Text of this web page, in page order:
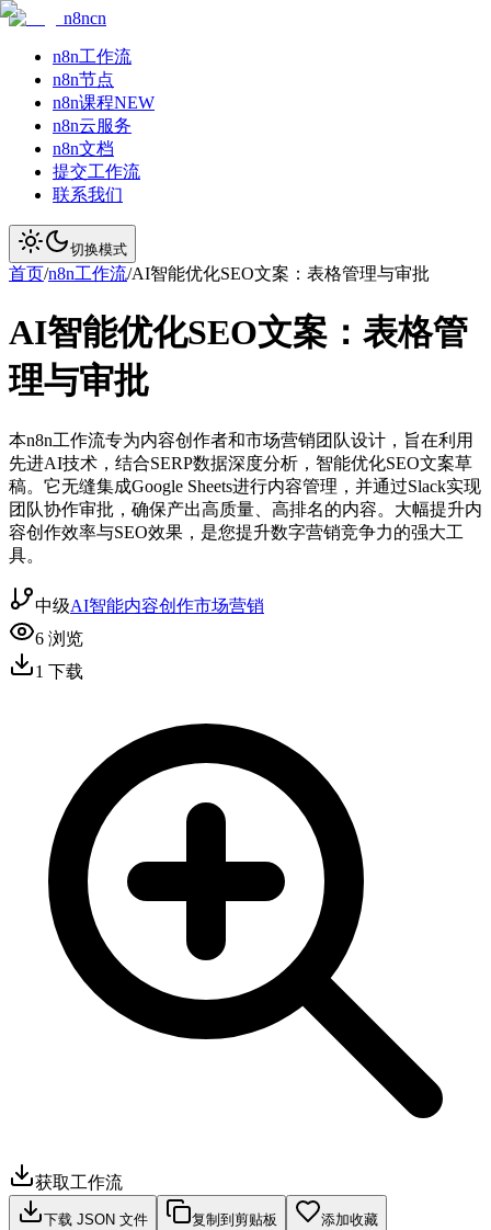
n8ncn
n8n工作流
n8n节点
n8n课程NEW
n8n云服务
n8n文档
提交工作流
联系我们
切换模式
首页/n8n工作流/AI智能优化SEO文案：表格管理与审批
AI智能优化SEO文案：表格管
理与审批
本n8n工作流专为内容创作者和市场营销团队设计，旨在利用
先进AI技术，结合SERP数据深度分析，智能优化SEO文案草
稿。它无缝集成Google Sheets进行内容管理，并通过Slack实现
团队协作审批，确保产出高质量、高排名的内容。大幅提升内
容创作效率与SEO效果，是您提升数字营销竞争力的强大工
具。
中级AI智能内容创作市场营销
6 浏览
1 下载
获取工作流
下载 JSON 文件 复制到剪贴板 添加收藏